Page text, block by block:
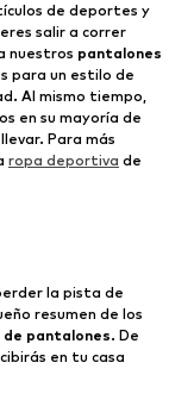
de deportes y
salir a correr
nuestros pantalones
para un estilo de
Al mismo tiempo,
en su mayoría de
Para más
ropa deportiva de
la pista de
resumen de los
pantalones. De
en tu casa